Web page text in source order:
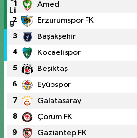
1 Amed
2 Erzurumspor FK
3 Başakşehir
4 Kocaelispor
5 Beşiktaş
6 Eyüpspor
7 Galatasaray
8 Çorum FK
9 Gaziantep FK